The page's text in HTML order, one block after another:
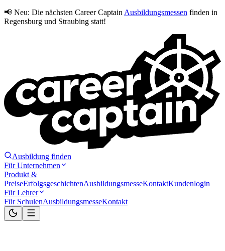
📢 Neu: Die nächsten Career Captain Ausbildungsmessen finden in
Regensburg und Straubing statt!
Ausbildung finden
Für Unternehmen
Produkt &
PreiseErfolgsgeschichtenAusbildungsmesseKontaktKundenlogin
Für Lehrer
Für SchulenAusbildungsmesseKontakt